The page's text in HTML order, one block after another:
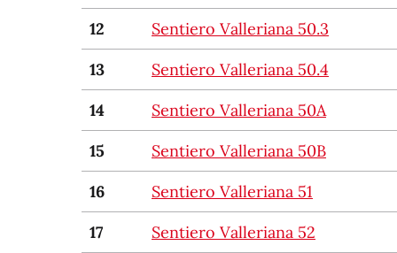
12
Sentiero Valleriana 50.3
13
Sentiero Valleriana 50.4
14
Sentiero Valleriana 50A
15
Sentiero Valleriana 50B
16
Sentiero Valleriana 51
17
Sentiero Valleriana 52